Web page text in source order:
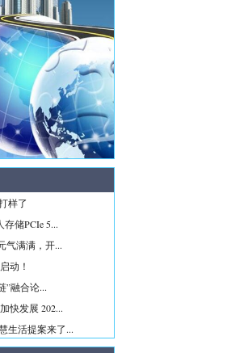
样了
储PCIe 5...
气满满，开...
动！
”融合论...
快发展 202...
生活提案来了...